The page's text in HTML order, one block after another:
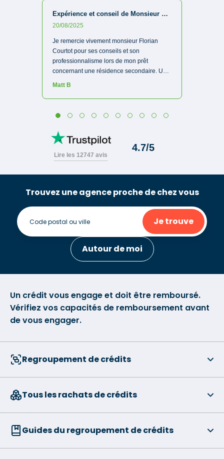
Trouvez une agence proche de chez vous
Je trouve
Autour de moi
Un crédit vous engage et doit être remboursé.
Vérifiez vos capacités de remboursement avant
de vous engager.
Regroupement de crédits
Tous les rachats de crédits
Guides du regroupement de crédits